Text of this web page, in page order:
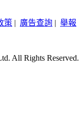
策 | 廣告查詢 | 舉報
All Rights Reserved.